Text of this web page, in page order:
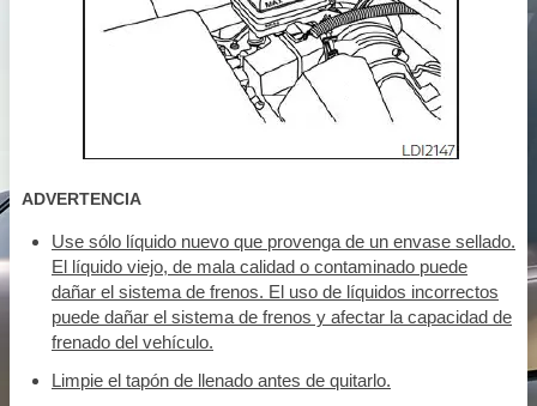
ADVERTENCIA
Use sólo líquido nuevo que provenga de un envase sellado.
El líquido viejo, de mala calidad o contaminado puede
dañar el sistema de frenos. El uso de líquidos incorrectos
puede dañar el sistema de frenos y afectar la capacidad de
frenado del vehículo.
Limpie el tapón de llenado antes de quitarlo.